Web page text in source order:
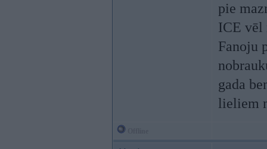
pie
ICE vēl
Fanoju
gada
lieliem